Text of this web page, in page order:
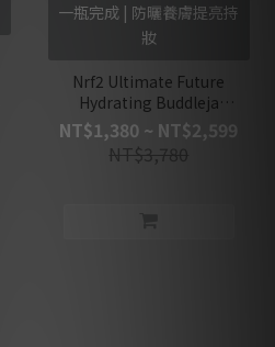
一瓶完成 | 防曬養膚提亮持
妝
Nrf2 Ultimate Future
Hydrating Buddleja
Sunscreen
NT$1,380 ~ NT$2,599
NT$3,780